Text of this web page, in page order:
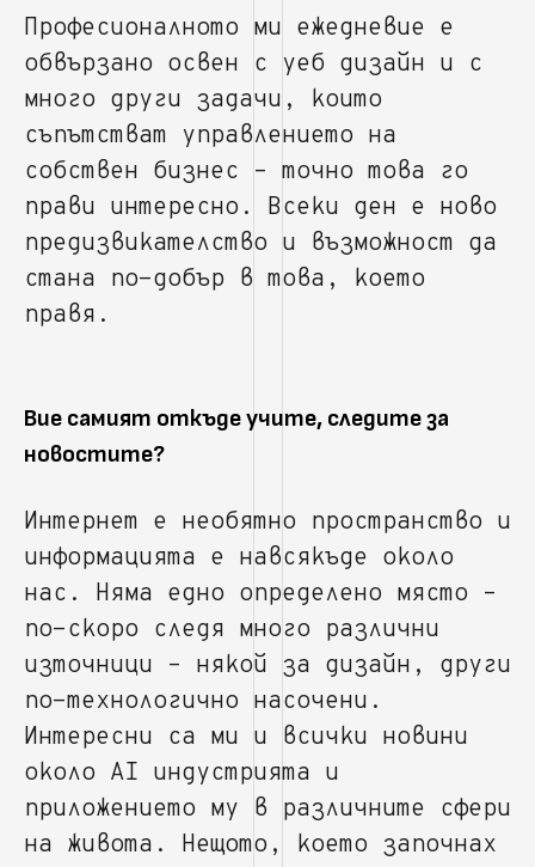
Професионалното ми ежедневие е
обвързано освен с уеб дизайн и с
много други задачи, които
съпътстват управлението на
собствен бизнес – точно това го
прави интересно. Всеки ден е ново
предизвикателство и възможност да
стана по-добър в това, което
правя.
Вие самият откъде учите, следите за
новостите?
Интернет е необятно пространство и
информацията е навсякъде около
нас. Няма едно определено място –
по-скоро следя много различни
източници – някой за дизайн, други
по-технологично насочени.
Интересни са ми и всички новини
около AI индустрията и
приложението му в различните сфери
на живота. Нещото, което започнах